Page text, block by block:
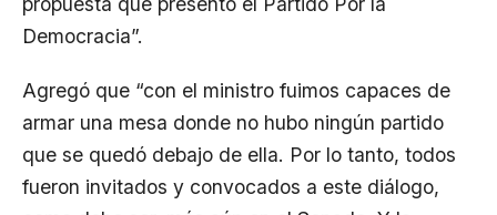
Democracia”.
Agregó que “con el ministro fuimos capaces de
armar una mesa donde no hubo ningún partido
que se quedó debajo de ella. Por lo tanto, todos
fueron invitados y convocados a este diálogo,